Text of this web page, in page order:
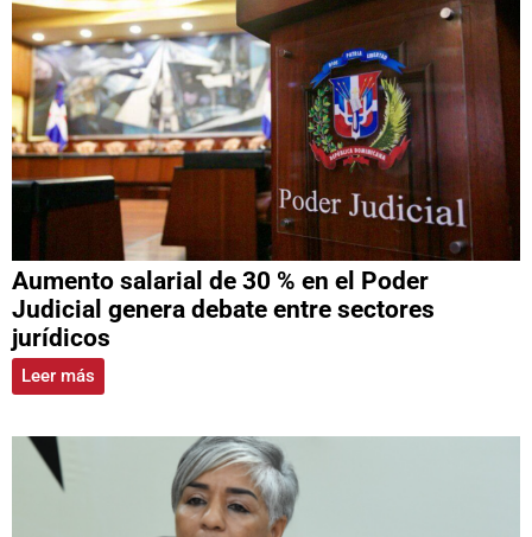
Aumento salarial de 30 % en el Poder
Judicial genera debate entre sectores
jurídicos
Leer más